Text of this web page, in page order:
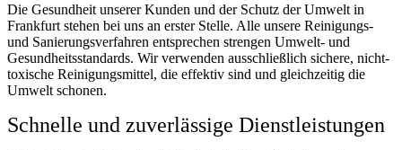
Die Gesundheit unserer Kunden und der Schutz der Umwelt in
Frankfurt stehen bei uns an erster Stelle. Alle unsere Reinigungs-
und Sanierungsverfahren entsprechen strengen Umwelt- und
Gesundheitsstandards. Wir verwenden ausschließlich sichere, nicht-
toxische Reinigungsmittel, die effektiv sind und gleichzeitig die
Umwelt schonen.
Schnelle und zuverlässige Dienstleistungen